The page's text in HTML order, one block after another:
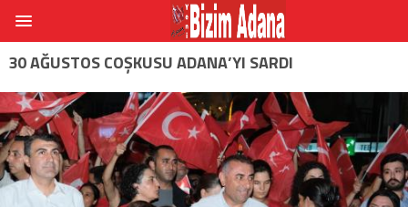
30 AĞUSTOS COŞKUSU ADANA’YI SARDI